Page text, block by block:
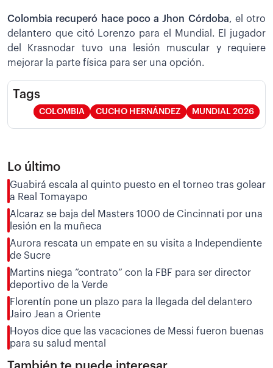
Colombia recuperó hace poco a Jhon Córdoba, el otro
delantero que citó Lorenzo para el Mundial. El jugador
del Krasnodar tuvo una lesión muscular y requiere
mejorar la parte física para ser una opción.
Tags
COLOMBIA CUCHO HERNÁNDEZ MUNDIAL 2026
Lo último
Guabirá escala al quinto puesto en el torneo tras golear
a Real Tomayapo
Alcaraz se baja del Masters 1000 de Cincinnati por una
lesión en la muñeca
Aurora rescata un empate en su visita a Independiente
de Sucre
Martins niega “contrato” con la FBF para ser director
deportivo de la Verde
Florentín pone un plazo para la llegada del delantero
Jairo Jean a Oriente
Hoyos dice que las vacaciones de Messi fueron buenas
para su salud mental